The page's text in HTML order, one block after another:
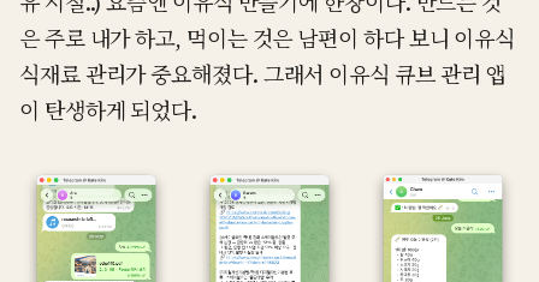
은 주로 내가 하고, 먹이는 것은 남편이 하다 보니 이유식
식재료 관리가 중요해졌다. 그래서 이유식 큐브 관리 앱
이 탄생하게 되었다.